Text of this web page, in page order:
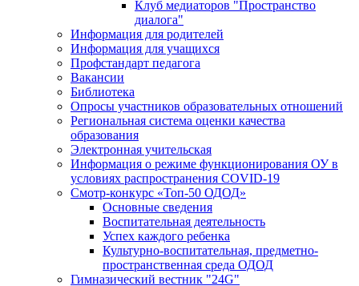
Клуб медиаторов "Пространство
диалога"
Информация для родителей
Информация для учащихся
Профстандарт педагога
Вакансии
Библиотека
Опросы участников образовательных отношений
Региональная система оценки качества
образования
Электронная учительская
Информация о режиме функционирования ОУ в
условиях распространения COVID-19
Смотр-конкурс «Топ-50 ОДОД»
Основные сведения
Воспитательная деятельность
Успех каждого ребенка
Культурно-воспитательная, предметно-
пространственная среда ОДОД
Гимназический вестник "24G"